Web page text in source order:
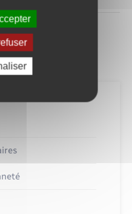
administrative